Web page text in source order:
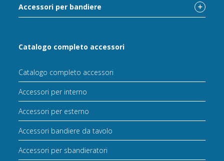
Accessori per bandiere
Catalogo completo accessori
Catalogo completo accessori
Accessori per interno
Accessori per esterno
Accessori bandiere da tavolo
Accessori per sbandieratori